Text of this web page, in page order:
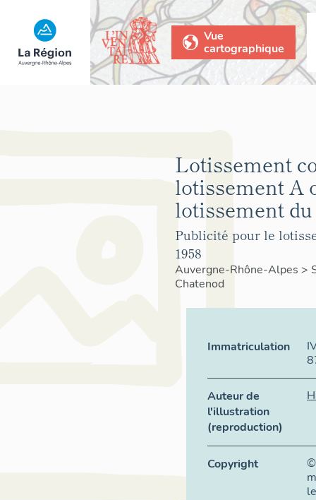
Vue
cartographique
Lotissement
lotissement A
lotissement
Publicité pour le
1958
Auvergne-Rhône-Alpes >
Chatenod
Immatriculation
Auteur de
l'illustration
(reproduction)
Copyright